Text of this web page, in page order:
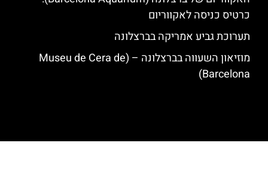
כרטיס כניסה לאקווריום
תערוכת גביע אמריקה בברצלונה
מוזיאון השעווה בברצלונה – (Museu de Cera de
Barcelona)